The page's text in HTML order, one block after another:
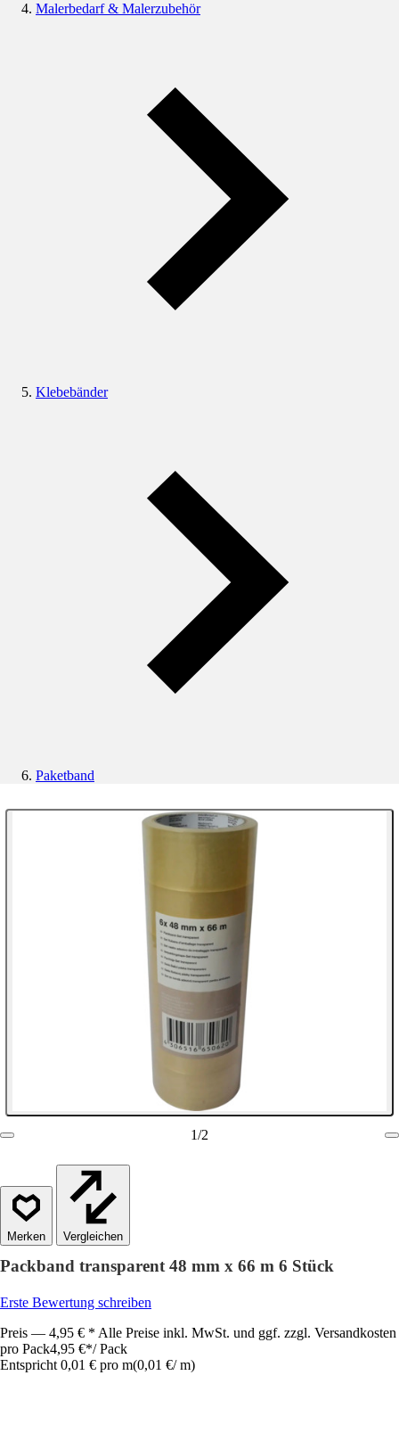
Malerbedarf & Malerzubehör
Klebebänder
Paketband
1/2
Vergleichen
Packband transparent 48 mm x 66 m 6 Stück
Erste Bewertung schreiben
Preis — 4,95 € * Alle Preise inkl. MwSt. und ggf. zzgl. Versandkosten
pro Pack4,95 €*/ Pack
Entspricht 0,01 € pro m(0,01 €/ m)